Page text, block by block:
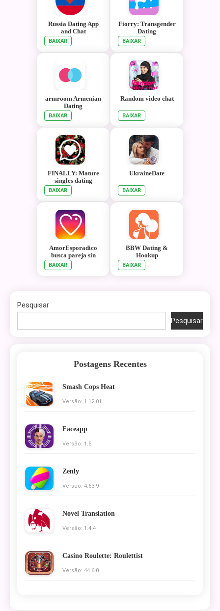
Russia Dating App
and Chat
BAIXAR
Fiorry: Transgender
Dating
BAIXAR
armroom Armenian
Dating
BAIXAR
Random video chat
BAIXAR
FINALLY: Mature
singles dating
BAIXAR
UkraineDate
BAIXAR
AmorEsporadico
busca pareja sin
compromiso
BAIXAR
BBW Dating &
Hookup
BAIXAR
Pesquisar
Pesquisar
Postagens Recentes
Smash Cops Heat
Versão: 1.12.01
Faceapp
Versão: 1.5
Zenly
Versão: 4.63.9
Novel Translation
Versão: 1.4.4
Casino Roulette: Roulettist
Versão: 44.6.0